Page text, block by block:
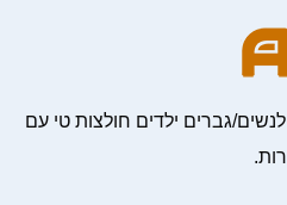
גברים ילדים חולצות טי עם